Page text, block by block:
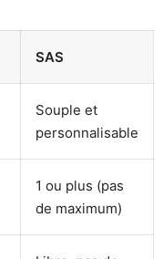
SAS
Souple et
personnalisable
1 ou plus (pas
de maximum)